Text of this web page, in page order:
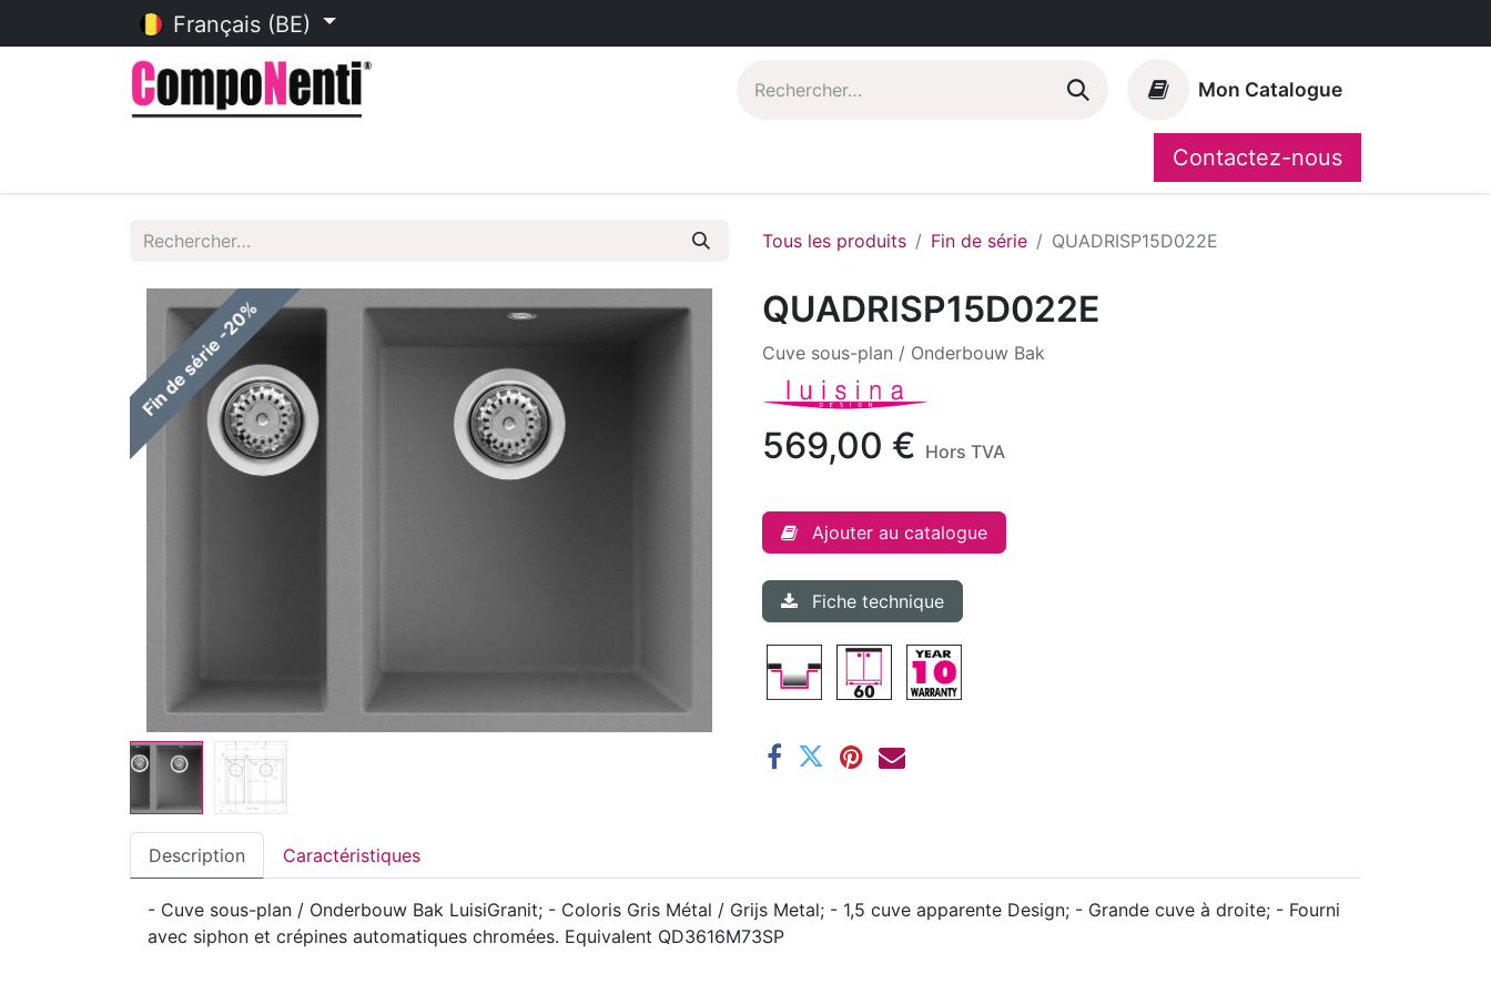
Français (BE)
Mon Catalogue
CompoShop
Contactez-nous
Tous les produits Fin de série QUADRISP15D022E
Fin de série -20% QUADRISP15D022E
Cuve sous-plan / Onderbouw Bak
569,00 € Hors TVA
Ajouter au catalogue
Fiche technique
Description Caractéristiques
- Cuve sous-plan / Onderbouw Bak LuisiGranit; - Coloris Gris Métal / Grijs Metal; - 1,5 cuve apparente Design; - Grande cuve à droite; - Fourni
avec siphon et crépines automatiques chromées. Equivalent QD3616M73SP